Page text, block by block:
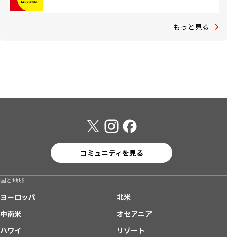
もっと見る
コミュニティを見る
国と地域
ヨーロッパ
北米
中南米
オセアニア
ハワイ
リゾート